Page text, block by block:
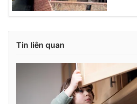
Ðiện thoại Thời báo VTV:024.66 897 897
Email:toasoan@vtv.vn
Tin liên quan